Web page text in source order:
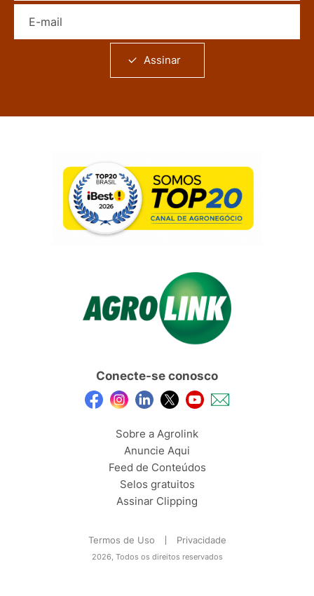
Assinar
Conecte-se conosco
Sobre a Agrolink
Anuncie Aqui
Feed de Conteúdos
Selos gratuitos
Assinar Clipping
Termos de Uso Privacidade
2026, Todos os direitos reservados